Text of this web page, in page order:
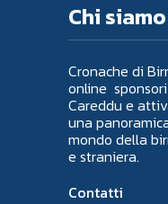
Chi siamo
Cronache di
online
Careddu e
una
mondo della
e straniera.
Contatti